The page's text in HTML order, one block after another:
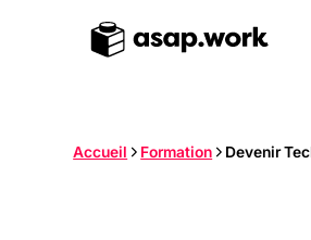
Accueil Formation Devenir